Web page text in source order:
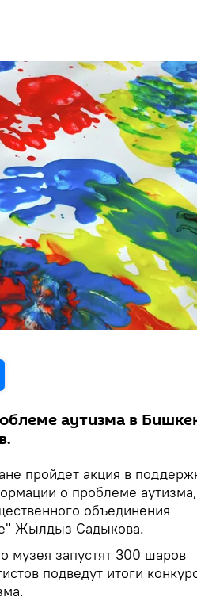
аутизма в
пройдет акция в
о проблеме аутизма,
объединения
Жылдыз Садыкова.
музея запустят 300 шаров
подведут итоги